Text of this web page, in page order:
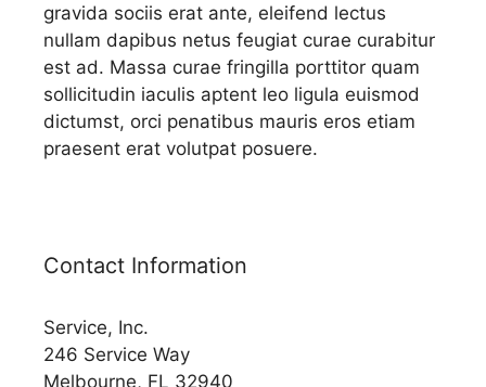
gravida sociis erat ante, eleifend lectus
nullam dapibus netus feugiat curae curabitur
est ad. Massa curae fringilla porttitor quam
sollicitudin iaculis aptent leo ligula euismod
dictumst, orci penatibus mauris eros etiam
praesent erat volutpat posuere.
Contact Information
Service, Inc.
246 Service Way
Melbourne, FL 32940